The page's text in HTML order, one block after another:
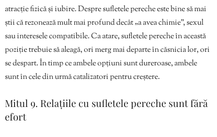
atracție fizică și iubire. Despre sufletele pereche este bine să mai
știi că rezonează mult mai profund decât „a avea chimie”, sexul
sau interesele compatibile. Ca atare, sufletele pereche în această
poziție trebuie să aleagă, ori merg mai departe în căsnicia lor, ori
se despart. În timp ce ambele opțiuni sunt dureroase, ambele
sunt în cele din urmă catalizatori pentru creștere.
Mitul 9. Relațiile cu sufletele pereche sunt fără
efort